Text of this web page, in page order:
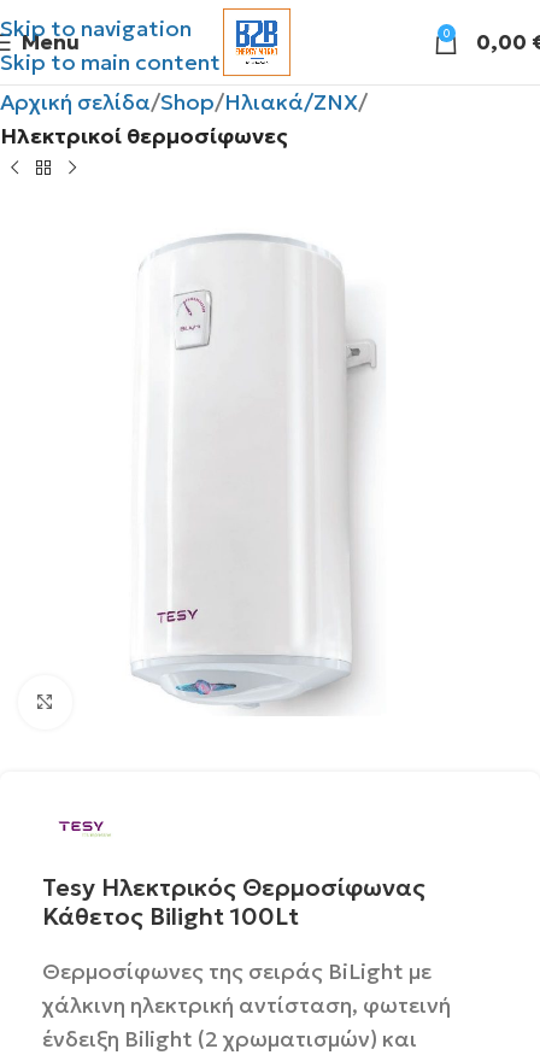
Skip to navigation
Skip to main content
Menu 0 0,00
Αρχική σελίδα Shop Ηλιακά/ΖΝΧ
Ηλεκτρικοί θερμοσίφωνες
Click to enlarge
Tesy Ηλεκτρικός Θερμοσίφωνας
Κάθετος Bilight 100Lt
Θερμοσίφωνες της σειράς BiLight με
χάλκινη ηλεκτρική αντίσταση, φωτεινή
ένδειξη Bilight (2 χρωματισμών) και